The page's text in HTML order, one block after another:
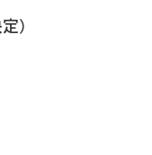
）